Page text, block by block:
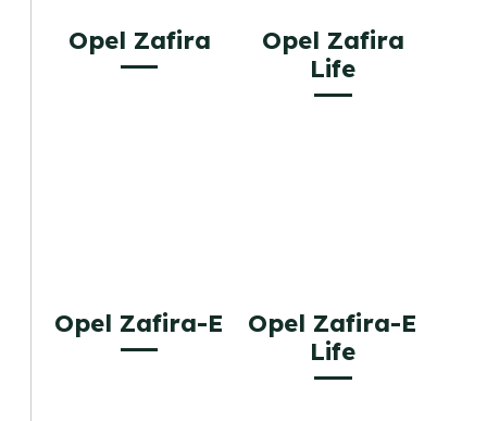
Opel Zafira
Opel Zafira
Life
Opel Zafira-E
Opel Zafira-E
Life